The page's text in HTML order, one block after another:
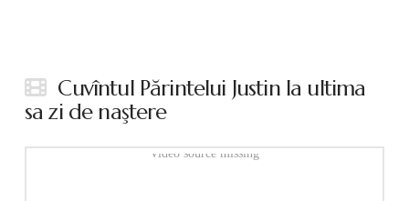
Cuvîntul Părintelui Justin la ultima
sa zi de naştere
Video source missing